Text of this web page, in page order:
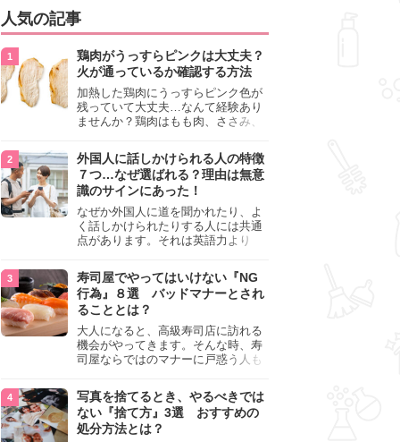
人気の記事
鶏肉がうっすらピンクは大丈夫？
火が通っているか確認する方法
加熱した鶏肉にうっすらピンク色が
残っていて大丈夫…なんて経験あり
ませんか？鶏肉はもも肉、ささみ、
わいが異なり、いろいろと楽しめる
料理ですが、鶏肉は加熱した後でも
うっすらピンク色の部分が大丈夫な
のと気になるときがあります。この
記事では生焼けか火が通っているの
かを確認する方法や、鶏肉を調理す
るときの注意点を紹介しますので、
参考にしてみてくださいね。
外国人に話しかけられる人の特徴
７つ…なぜ選ばれる？理由は無意
識のサインにあった！
なぜか外国人に道を聞かれたり、よ
く話しかけられたりする人には共通
点があります。それは英語力より
けても大丈夫」というサインが関係
しています。よく選ばれる人の特徴
や、英語が苦手でも焦らない対処
法、自分を守るための注意点を詳し
く解説します。
寿司屋でやってはいけない『NG
行為』８選 バッドマナーとされ
ることとは？
大人になると、高級寿司店に訪れる
機会がやってきます。そんな時、寿
司屋ならではのマナーに戸惑う人も
らためて寿司屋でやってはいけない
『NG行為』をチェックしましょう。
写真を捨てるとき、やるべきでは
ない『捨て方』3選 おすすめの
処分方法とは？